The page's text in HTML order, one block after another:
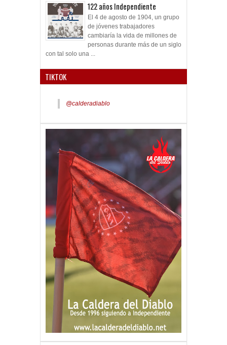
122 años Independiente
El 4 de agosto de 1904, un grupo
de jóvenes trabajadores
cambiaría la vida de millones de
personas durante más de un siglo
con tal solo una ...
TIKTOK
@calderadiablo